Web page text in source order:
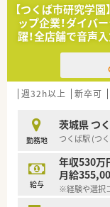
【つくば市研究学
ップ企業！ダイバ
躍！全店舗で音声
週32h以上 新卒可
勤務地
茨城県 つ
つくば駅 (つ
給与
年収530万
月給
※経験や選択